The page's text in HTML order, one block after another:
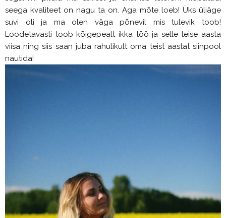
seega kvaliteet on nagu ta on. Aga mõte loeb! Üks üliäge
suvi oli ja ma olen väga põnevil mis tulevik toob!
Loodetavasti toob kõigepealt ikka töö ja selle teise aasta
viisa ning siis saan juba rahulikult oma teist aastat siinpool
nautida!